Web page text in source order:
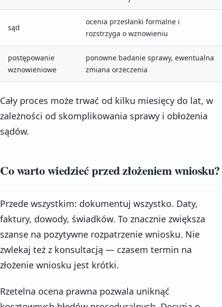
sąd
ocenia przesłanki formalne i
rozstrzyga o wznowieniu
postępowanie
wznowieniowe
ponowne badanie sprawy, ewentualna
zmiana orzeczenia
Cały proces może trwać od kilku miesięcy do lat, w
zależności od skomplikowania sprawy i obłożenia
sądów.
Co warto wiedzieć przed złożeniem wniosku?
Przede wszystkim: dokumentuj wszystko. Daty,
faktury, dowody, świadków. To znacznie zwiększa
szanse na pozytywne rozpatrzenie wniosku. Nie
zwlekaj też z konsultacją — czasem termin na
złożenie wniosku jest krótki.
Rzetelna ocena prawna pozwala uniknąć